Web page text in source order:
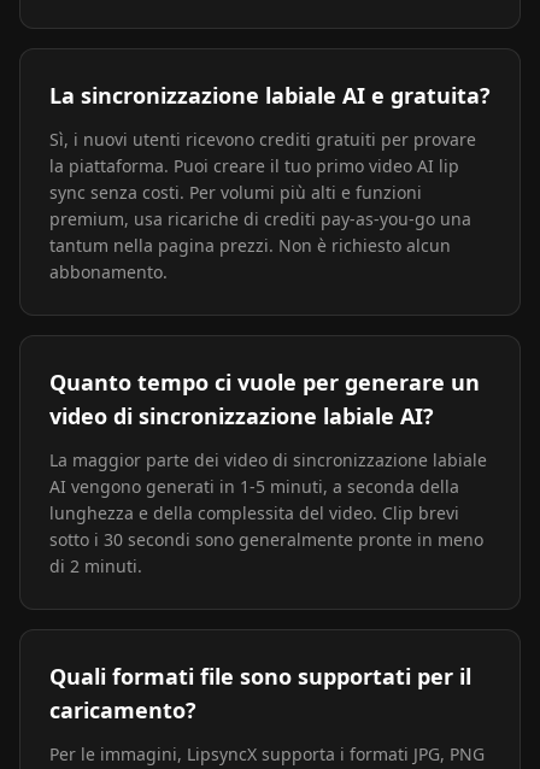
La sincronizzazione labiale AI e gratuita?
Sì, i nuovi utenti ricevono crediti gratuiti per provare
la piattaforma. Puoi creare il tuo primo video AI lip
sync senza costi. Per volumi più alti e funzioni
premium, usa ricariche di crediti pay-as-you-go una
tantum nella pagina prezzi. Non è richiesto alcun
abbonamento.
Quanto tempo ci vuole per generare un
video di sincronizzazione labiale AI?
La maggior parte dei video di sincronizzazione labiale
AI vengono generati in 1-5 minuti, a seconda della
lunghezza e della complessita del video. Clip brevi
sotto i 30 secondi sono generalmente pronte in meno
di 2 minuti.
Quali formati file sono supportati per il
caricamento?
Per le immagini, LipsyncX supporta i formati JPG, PNG